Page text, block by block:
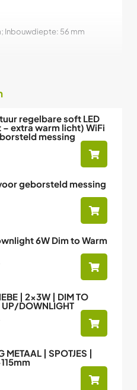
Inbouwdiepte: 56 mm
regelbare soft LED
extra warm licht) WiFi
messing
geborsteld messing
6W Dim to Warm
| 2x3W | DIM TO
UP/DOWNLIGHT
METAAL | SPOTJES |